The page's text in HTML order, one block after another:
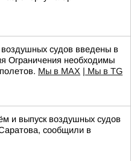
судов введены в
Ограничения необходимы
Мы в MAX | Мы в TG
и выпуск воздушных судов
сообщили в